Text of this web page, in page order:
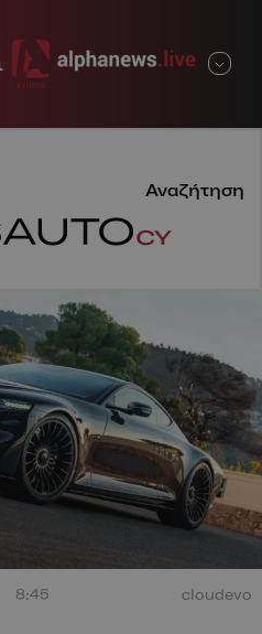
Αναζήτηση
από
100
8:45 cloudevo